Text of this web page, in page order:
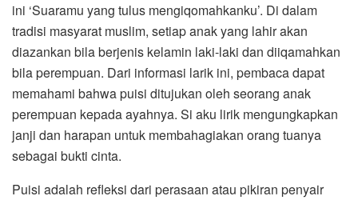
ini ‘Suaramu yang tulus mengiqomahkanku’. Di dalam
tradisi masyarat muslim, setiap anak yang lahir akan
diazankan bila berjenis kelamin laki-laki dan diiqamahkan
bila perempuan. Dari informasi larik ini, pembaca dapat
memahami bahwa puisi ditujukan oleh seorang anak
perempuan kepada ayahnya. Si aku lirik mengungkapkan
janji dan harapan untuk membahagiakan orang tuanya
sebagai bukti cinta.
Puisi adalah refleksi dari perasaan atau pikiran penyair